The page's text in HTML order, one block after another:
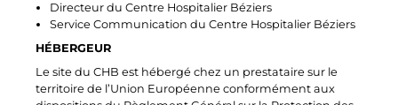
Directeur du Centre Hospitalier Béziers
Service Communication du Centre Hospitalier Béziers
HÉBERGEUR
Le site du CHB est hébergé chez un prestataire sur le
territoire de l’Union Européenne conformément aux